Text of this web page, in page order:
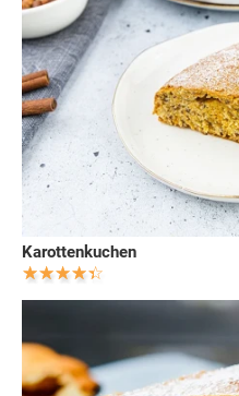
Karottenkuchen